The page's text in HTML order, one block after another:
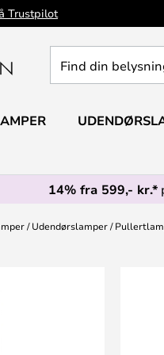
Trustpilot
din
14% fra 599,- kr.*
Udendørslamper